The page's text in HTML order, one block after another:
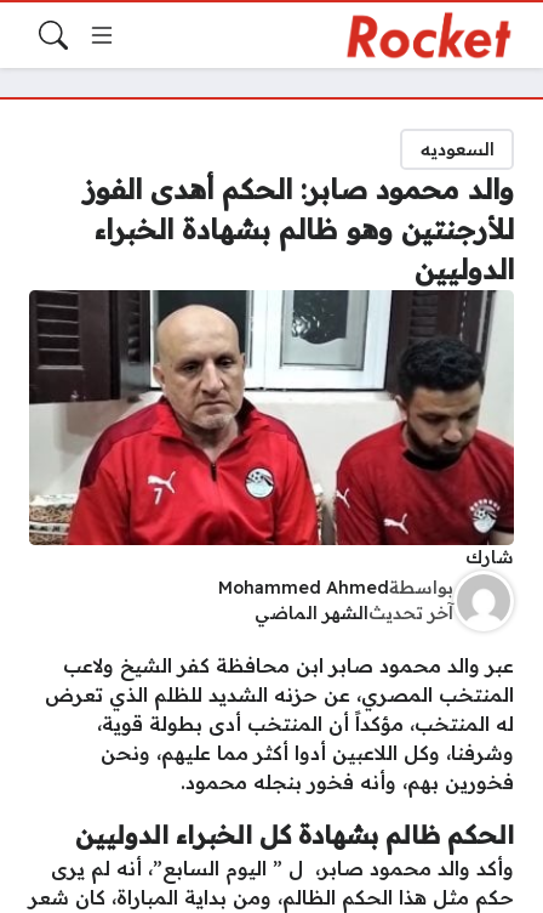
السعوديه
والد محمود صابر: الحكم أهدى الفوز
للأرجنتين وهو ظالم بشهادة الخبراء
الدوليين
شارك
بواسطةMohammed Ahmed
آخر تحديث الشهر الماضي
عبر والد محمود صابر ابن محافظة كفر الشيخ ولاعب
المنتخب المصري، عن حزنه الشديد للظلم الذي تعرض
له المنتخب، مؤكداً أن المنتخب أدى بطولة قوية،
وشرفنا، وكل اللاعبين أدوا أكثر مما عليهم، ونحن
فخورين بهم، وأنه فخور بنجله محمود.
الحكم ظالم بشهادة كل الخبراء الدوليين
وأكد والد محمود صابر، ل ” اليوم السابع”، أنه لم يرى
حكم مثل هذا الحكم الظالم، ومن بداية المباراة، كان شعر